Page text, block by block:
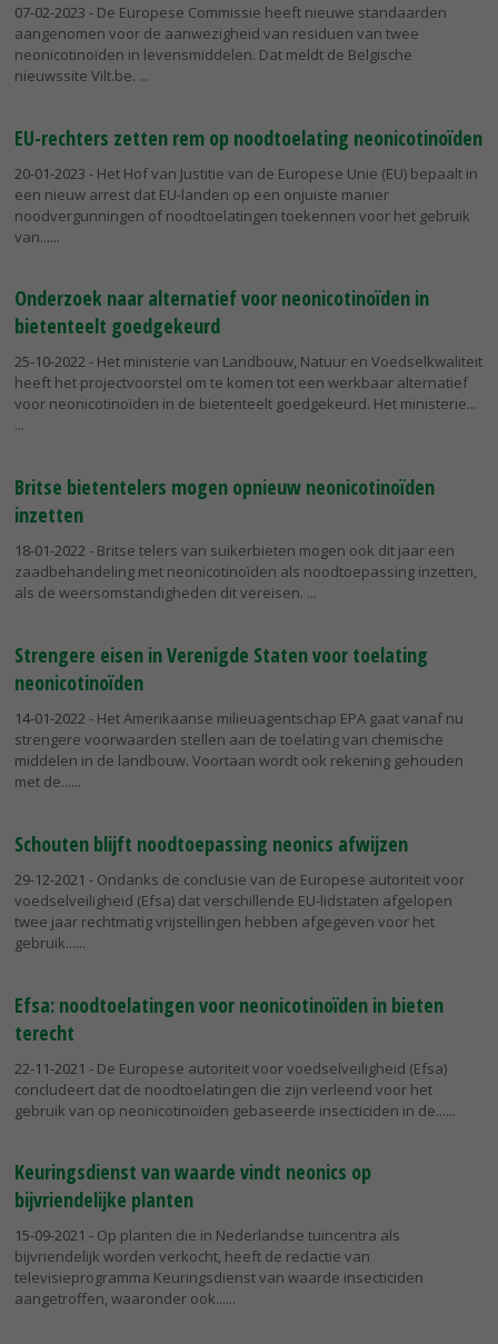
07-02-2023 - De Europese Commissie heeft nieuwe standaarden
aangenomen voor de aanwezigheid van residuen van twee
neonicotinoïden in levensmiddelen. Dat meldt de Belgische
nieuwssite Vilt.be.
EU-rechters zetten rem op noodtoelating neonicotinoïden
20-01-2023 - Het Hof van Justitie van de Europese Unie (EU) bepaalt in
een nieuw arrest dat EU-landen op een onjuiste manier
noodvergunningen of noodtoelatingen toekennen voor het gebruik
van...
Onderzoek naar alternatief voor neonicotinoïden in
bietenteelt goedgekeurd
25-10-2022 - Het ministerie van Landbouw, Natuur en Voedselkwaliteit
heeft het projectvoorstel om te komen tot een werkbaar alternatief
voor neonicotinoïden in de bietenteelt goedgekeurd. Het ministerie...
Britse bietentelers mogen opnieuw neonicotinoïden
inzetten
18-01-2022 - Britse telers van suikerbieten mogen ook dit jaar een
zaadbehandeling met neonicotinoïden als noodtoepassing inzetten,
als de weersomstandigheden dit vereisen.
Strengere eisen in Verenigde Staten voor toelating
neonicotinoïden
14-01-2022 - Het Amerikaanse milieuagentschap EPA gaat vanaf nu
strengere voorwaarden stellen aan de toelating van chemische
middelen in de landbouw. Voortaan wordt ook rekening gehouden
met de...
Schouten blijft noodtoepassing neonics afwijzen
29-12-2021 - Ondanks de conclusie van de Europese autoriteit voor
voedselveiligheid (Efsa) dat verschillende EU-lidstaten afgelopen
twee jaar rechtmatig vrijstellingen hebben afgegeven voor het
gebruik...
Efsa: noodtoelatingen voor neonicotinoïden in bieten
terecht
22-11-2021 - De Europese autoriteit voor voedselveiligheid (Efsa)
concludeert dat de noodtoelatingen die zijn verleend voor het
gebruik van op neonicotinoïden gebaseerde insecticiden in de...
Keuringsdienst van waarde vindt neonics op
bijvriendelijke planten
15-09-2021 - Op planten die in Nederlandse tuincentra als
bijvriendelijk worden verkocht, heeft de redactie van
televisieprogramma Keuringsdienst van waarde insecticiden
aangetroffen, waaronder ook...